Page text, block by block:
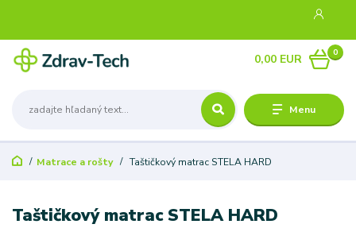
Menu
0
0,00 EUR
Matrace a rošty Taštičkový matrac STELA HARD
Taštičkový matrac STELA HARD